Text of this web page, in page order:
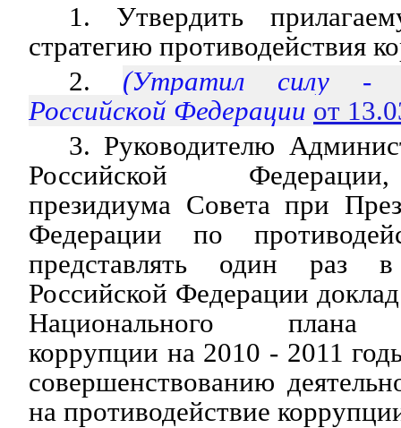
1. Утвердить
стратегию противодействия
2. (Утратил силу -
Российской Федерации от
3. Руководителю
Российской
президиума Совета при
Федерации по
представлять один раз
Российской Федерации
Национального плана
коррупции на 2010 - 2011
совершенствованию
на противодействие